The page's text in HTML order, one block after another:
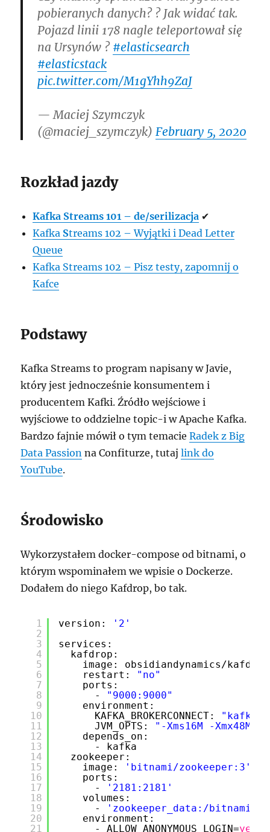
pobieranych danych? ? Jak widać tak.
Pojazd linii 178 nagle teleportował się
na Ursynów ? #elasticsearch
#elasticstack
pic.twitter.com/M1gYhh9ZaJ
— Maciej Szymczyk
(@maciej_szymczyk)February 5, 2020
Rozkład jazdy
Kafka Streams 101 – de/serilizacja ✔
Kafka Streams 102 – Wyjątki i Dead Letter
Queue
Kafka Streams 102 – Pisz testy, zapomnij o
Kafce
Podstawy
Kafka Streams to program napisany w Javie,
który jest jednocześnie konsumentem i
producentem Kafki. Źródło wejściowe i
wyjściowe to oddzielne topic-i w Apache Kafka.
Bardzo fajnie mówił o tym temacieRadek z Big
Data Passion na Confiturze, tutajlink do
YouTube.
Środowisko
Wykorzystałem docker-compose od bitnami, o
którym wspominałem we wpisie o Dockerze.
Dodałem do niego Kafdrop, bo tak.
1
2
3
4
5
6
7
8
9
10
11
12
13
14
15
16
17
18
19
20
21
version:
'2'
services:
kafdrop:
image: obsidiandynamics/kafdrop
restart: "no"
ports:
- "9000:9000"
environment:
KAFKA_BROKERCONNECT:
JVM_OPTS: "-Xms16M -
depends_on:
- kafka
zookeeper:
image:
'bitnami/zookeeper:3'
ports:
-
'2181:2181'
volumes:
-
'zookeeper_data:/bitnami'
environment:
- ALLOW_ANONYMOUS_LOGIN=yes